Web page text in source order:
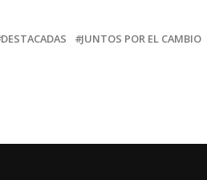
DESTACADAS JUNTOS POR EL CAMBIO